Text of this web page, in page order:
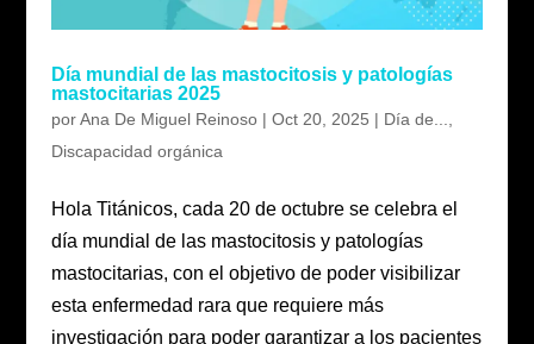
Día mundial de las mastocitosis y patologías
mastocitarias 2025
porAna De Miguel Reinoso| Oct 20, 2025 | Día de...,
Discapacidad orgánica
Hola Titánicos, cada 20 de octubre se celebra el
día mundial de las mastocitosis y patologías
mastocitarias, con el objetivo de poder visibilizar
esta enfermedad rara que requiere más
investigación para poder garantizar a los pacientes